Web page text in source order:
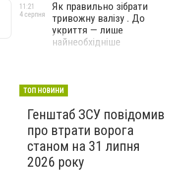
Як правильно зібрати
тривожну валізу . До
укриття — лише
найнеобхідніше
11:21
4 серпня
ТОП НОВИНИ
Генштаб ЗСУ повідомив
про втрати ворога
станом на 31 липня
2026 року